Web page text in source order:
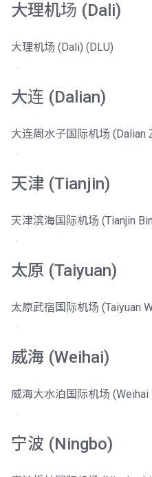
大理机场 (Dali)
大理机场 (Dali) (DLU)
大连 (Dalian)
大连周水子国际机场 (Dalian
天津 (Tianjin)
天津滨海国际机场 (Tianjin
太原 (Taiyuan)
太原武宿国际机场 (Taiyuan
威海 (Weihai)
威海大水泊国际机场 (Weihai
宁波 (Ningbo)